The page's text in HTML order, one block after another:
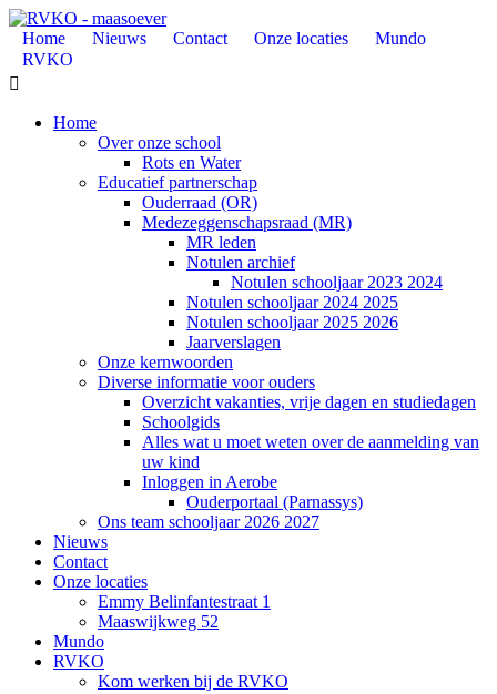
Home Nieuws Contact Onze locaties
Mundo
RVKO

Home
Over onze school
Rots en Water
Educatief partnerschap
Ouderraad (OR)
Medezeggenschapsraad (MR)
MR leden
Notulen archief
Notulen schooljaar 2023 2024
Notulen schooljaar 2024 2025
Notulen schooljaar 2025 2026
Jaarverslagen
Onze kernwoorden
Diverse informatie voor ouders
Overzicht vakanties, vrije dagen en studiedagen
Schoolgids
Alles wat u moet weten over de aanmelding van
uw kind
Inloggen in Aerobe
Ouderportaal (Parnassys)
Ons team schooljaar 2026 2027
Nieuws
Contact
Onze locaties
Emmy Belinfantestraat 1
Maaswijkweg 52
Mundo
RVKO
Kom werken bij de RVKO